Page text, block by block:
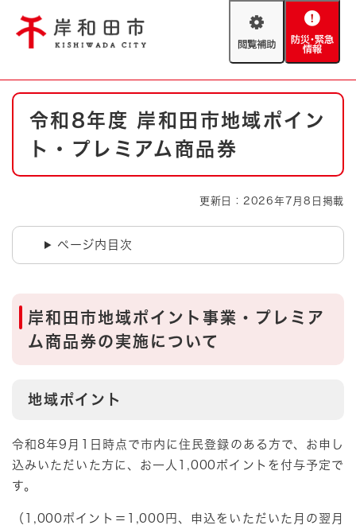
閲
助
防
緊
情
やさしい日本語
防災・緊急情報 救急・消防
ハザードマップ AED設置箇所
本
令和8年度 岸和田市地域ポイン
ト・プレミアム商品券
更新日：2026年7月8日掲載
ページ内目次
岸和田市地域ポイント事業・プレミア
ム商品券の実施について
地域ポイント
令和8年9月1日時点で市内に住民登録のある方で、お申し
込みいただいた方に、お一人1,000ポイントを付与予定で
す。
（1,000ポイント＝1,000円、申込をいただいた月の翌月